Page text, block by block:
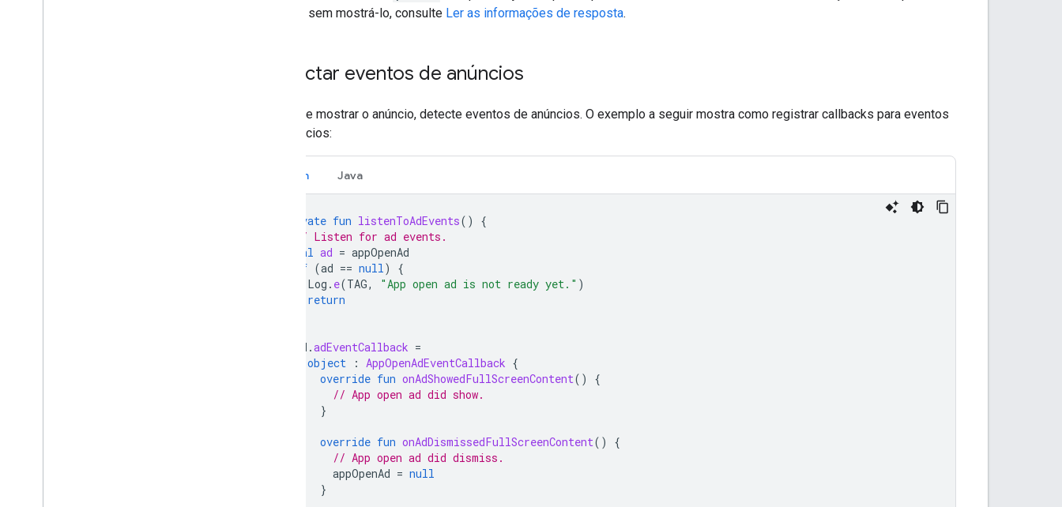
anúncio sem mostrá-lo, consulte Ler as informações de resposta.
Detectar eventos de anúncios
Antes de mostrar o anúncio, detecte eventos de anúncios. O exemplo a seguir mostra como registrar callbacks para eventos
de anúncios:
Kotlin Java
private fun listenToAdEvents()
{
// Listen for ad events.
val ad = appOpenAd
if (ad == null)
{
Log . e(TAG, "App open ad is not ready yet." )
return
ad .adEventCallback =
object
: AppOpenAdEventCallback {
override fun onAdShowedFullScreenContent()
{
// App open ad did show.
}
override fun onAdDismissedFullScreenContent()
{
// App open ad did dismiss.
appOpenAd = null
}